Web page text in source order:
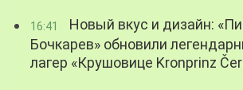
16:41
Новый вкус и дизайн:
Бочкарев» обновили
лагер «Крушовице Kronprinz